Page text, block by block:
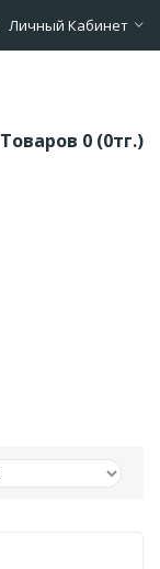
Личный Кабинет
Товаров 0 (0тг.)